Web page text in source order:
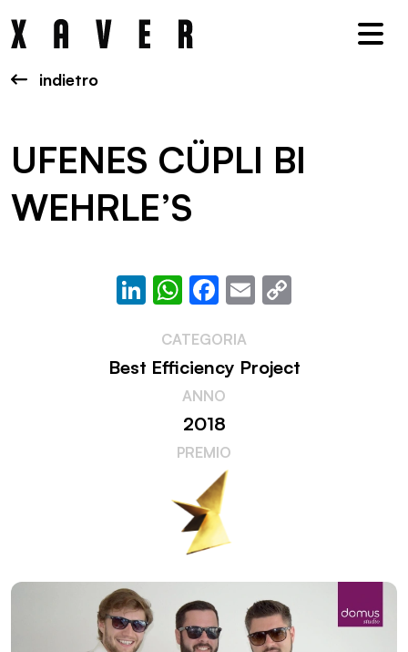
indietro
UFENES CÜPLI BI
WEHRLE’S
LinkedIn
WhatsApp
Facebook
Email
CATEGORIA
Best Efficiency Project
ANNO
2018
PREMIO